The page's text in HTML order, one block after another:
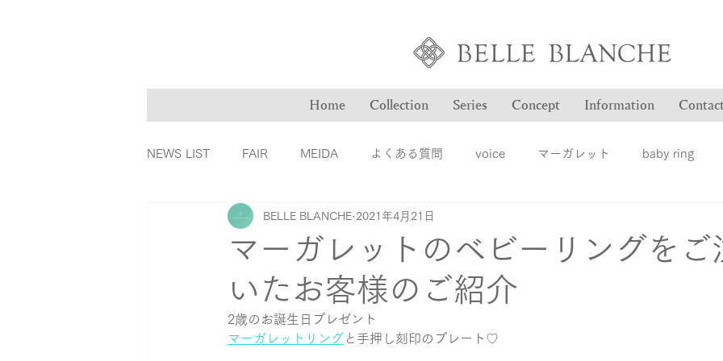
Home Collection Series Concept Information
NEWS LIST FAIR MEIDA よくある質問 voice マーガレット baby ring
ＭarryMe TOMIYA倉敷店 Blog
カラーダイヤモンド ファッション ファッションジュエリー
リングの誕生秘話 育児 結婚指輪 婚約指輪
マーガレットのベビーリングをご
いたお客様のご紹介
BELLE BLANCHE 2021年4月21日
2歳のお誕生日プレゼント
マーガレットリング と手押し刻印のプレート♡